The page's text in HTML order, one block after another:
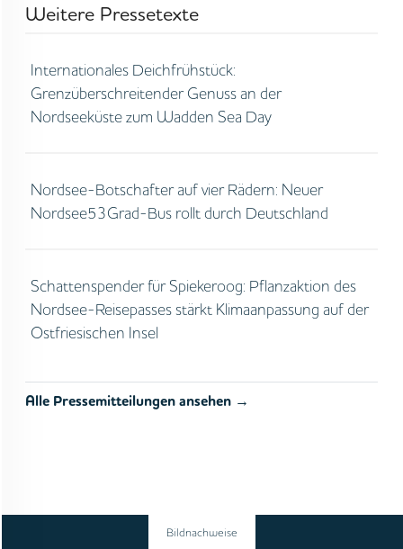
Weitere Pressetexte
Internationales Deichfrühstück:
Grenzüberschreitender Genuss an der
Nordseeküste zum Wadden Sea Day
Nordsee-Botschafter auf vier Rädern: Neuer
Nordsee53Grad-Bus rollt durch Deutschland
Schattenspender für Spiekeroog: Pflanzaktion des
Nordsee-Reisepasses stärkt Klimaanpassung auf der
Ostfriesischen Insel
Alle Pressemitteilungen ansehen →
Bildnachweise